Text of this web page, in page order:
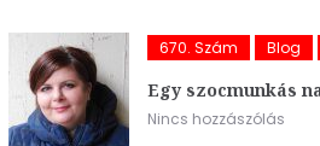
670. Szám Blog
Egy szocmunkás
Nincs hozzászólás